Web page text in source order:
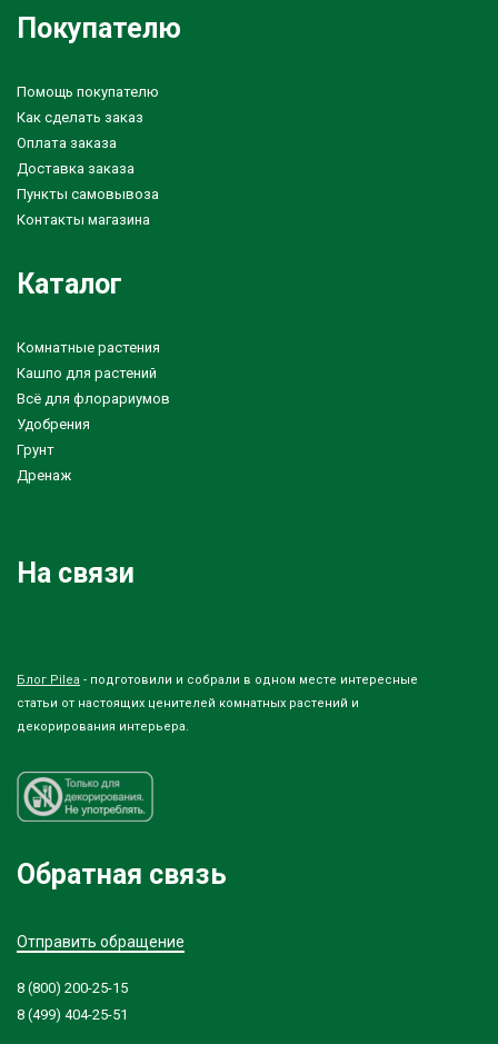
Покупателю
Помощь покупателю
Как сделать заказ
Оплата заказа
Доставка заказа
Пункты самовывоза
Контакты магазина
Каталог
Комнатные растения
Кашпо для растений
Всё для флорариумов
Удобрения
Грунт
Дренаж
На связи
Блог Pilea - подготовили и собрали в одном месте интересные
статьи от настоящих ценителей комнатных растений и
декорирования интерьера.
Обратная связь
Отправить обращение
8 (800) 200-25-15
8 (499) 404-25-51